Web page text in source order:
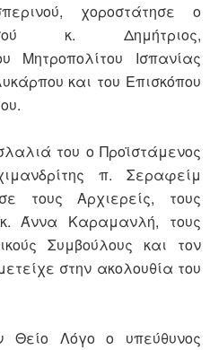
χοροστάτησε ο
κ. Δημήτριος,
Μητροπολίτου Ισπανίας
και του Επισκόπου
του ο Προϊστάμενος
π. Σεραφείμ
τους Αρχιερείς, τους
κ. Άννα Καραμανλή, τους
Συμβούλους και τον
στην ακολουθία του
Θείο Λόγο ο υπεύθυνος